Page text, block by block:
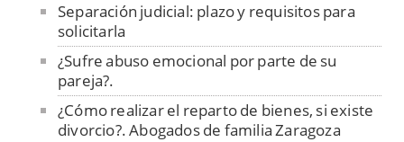
Separación judicial: plazo y requisitos para
solicitarla
¿Sufre abuso emocional por parte de su
pareja?.
¿Cómo realizar el reparto de bienes, si existe
divorcio?. Abogados de familia Zaragoza